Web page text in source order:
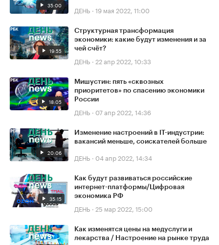
35:00 ДЕНЬ · 19 мая 2022, 11:00
19:55
Структурная трансформация
экономики: какие будут изменения и за
чей счёт?
ДЕНЬ · 22 апр 2022, 10:33
18:05
Мишустин: пять «сквозных
приоритетов» по спасению экономики
России
ДЕНЬ · 07 апр 2022, 14:36
20:06
Изменение настроений в IТ-индустрии:
вакансий меньше, соискателей больше
ДЕНЬ · 04 апр 2022, 14:34
35:15
Как будут развиваться российские
интернет-платформы/Цифровая
экономика РФ
ДЕНЬ · 25 мар 2022, 15:00
Как изменятся цены на медуслуги и
лекарства / Настроение на рынке труда